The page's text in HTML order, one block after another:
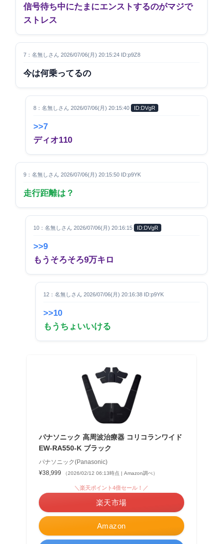
信号待ち中にたまにエンストするのがマジで
ストレス
7：名無しさん 2026/07/06(月) 20:15:24 ID:p9Z8
今は何乗ってるの
8：名無しさん 2026/07/06(月) 20:15:40 ID:DVgR
>>7
ディオ110
9：名無しさん 2026/07/06(月) 20:15:50 ID:p9YK
走行距離は？
10：名無しさん 2026/07/06(月) 20:16:15 ID:DVgR
>>9
もうそろそろ9万キロ
12：名無しさん 2026/07/06(月) 20:16:38 ID:p9YK
>>10
もうちょいいける
パナソニック 高周波治療器 コリコランワイド
EW-RA550-K ブラック
パナソニック(Panasonic)
¥38,999
（2026/02/12 06:13時点 | Amazon調べ）
Amazon
＼楽天ポイント4倍セール！／
楽天市場